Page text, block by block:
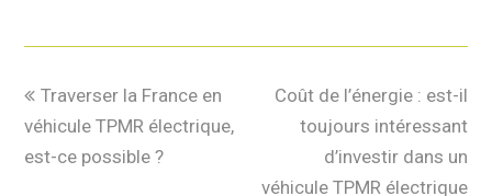
Traverser la France en
véhicule TPMR électrique,
est-ce possible ?
Coût de l’énergie : est-il
toujours intéressant
d’investir dans un
véhicule TPMR électrique